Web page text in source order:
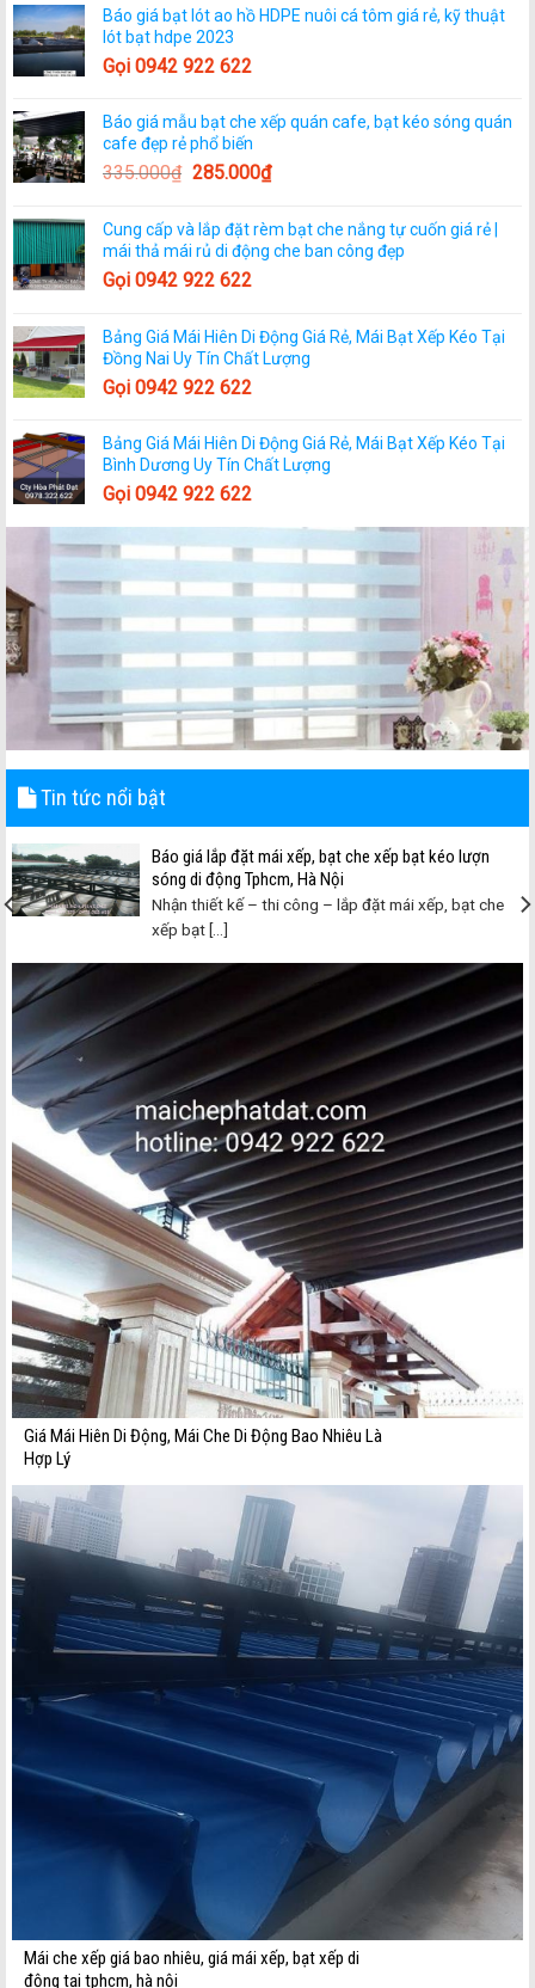
Báo giá bạt lót ao hồ HDPE nuôi cá tôm giá rẻ, kỹ thuật
lót bạt hdpe 2023
Gọi 0942 922 622
Báo giá mẫu bạt che xếp quán cafe, bạt kéo sóng quán
cafe đẹp rẻ phổ biến
335.000₫ 285.000₫
Cung cấp và lắp đặt rèm bạt che nắng tự cuốn giá rẻ |
mái thả mái rủ di động che ban công đẹp
Gọi 0942 922 622
Bảng Giá Mái Hiên Di Động Giá Rẻ, Mái Bạt Xếp Kéo Tại
Đồng Nai Uy Tín Chất Lượng
Gọi 0942 922 622
Bảng Giá Mái Hiên Di Động Giá Rẻ, Mái Bạt Xếp Kéo Tại
Bình Dương Uy Tín Chất Lượng
Gọi 0942 922 622
Tin tức nổi bật
Báo giá lắp đặt mái xếp, bạt che xếp bạt kéo lượn
sóng di động Tphcm, Hà Nội
Nhận thiết kế – thi công – lắp đặt mái xếp, bạt che
xếp bạt [...]
Giá Mái Hiên Di Động, Mái Che Di Động Bao Nhiêu Là
Hợp Lý
Mái che xếp giá bao nhiêu, giá mái xếp, bạt xếp di
động tại tphcm, hà nội